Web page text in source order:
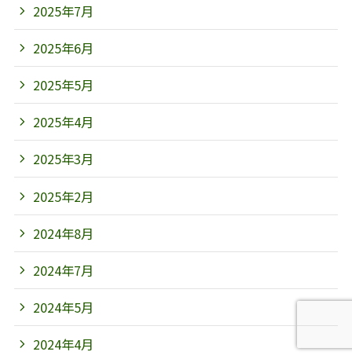
2025年7月
2025年6月
2025年5月
2025年4月
2025年3月
2025年2月
2024年8月
2024年7月
2024年5月
2024年4月